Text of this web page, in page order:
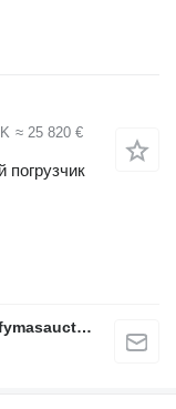
≈ 25 820 €
погрузчик
Fymas Auctions ApS – visit the auction fymasauctions.dk